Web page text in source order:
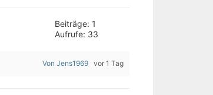
Beiträge: 1
Aufrufe: 33
Von Jens1969 vor 1 Tag